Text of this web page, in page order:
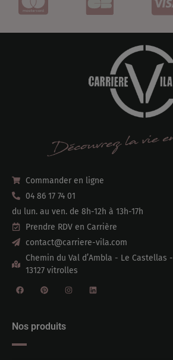
Commander en ligne
04 86 17 74 01
du lun. au ven. de 8h-12h à 13h-17h
Prendre RDV en Carrière
contact@carriere-vila.com
Chemin du Val d’Ambla - Le Castellas -
13127 vitrolles
Nos produits